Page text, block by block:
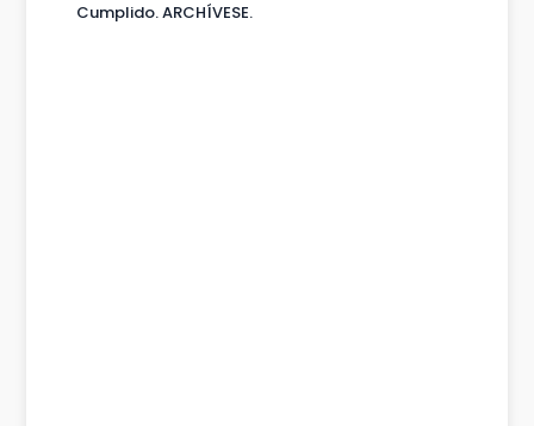
Cumplido. ARCHÍVESE.